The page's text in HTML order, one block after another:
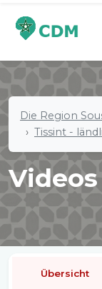
Die Region
Tissint -
Übersicht